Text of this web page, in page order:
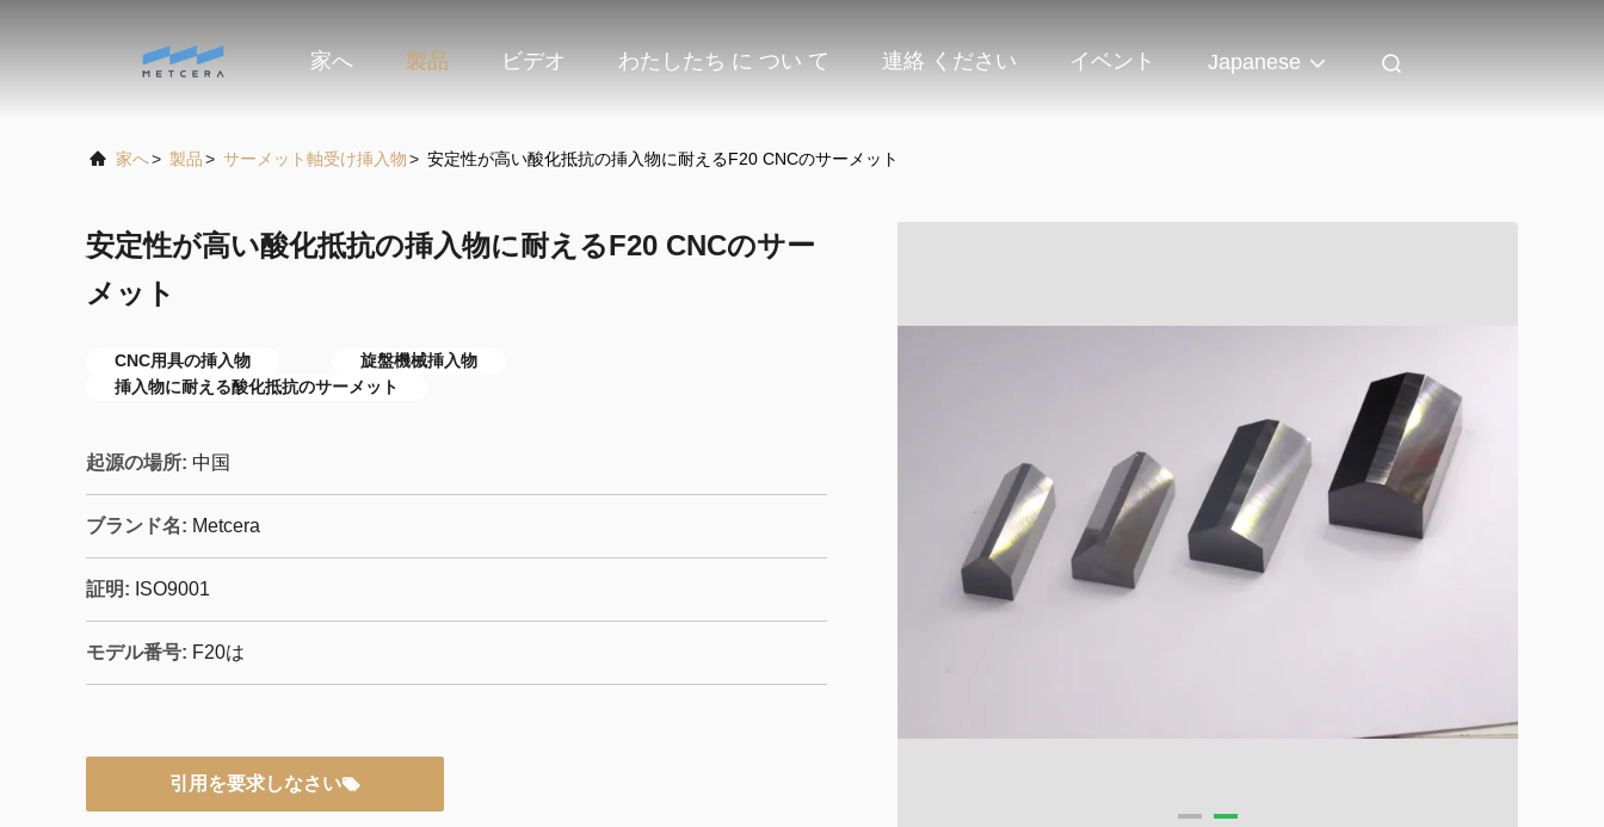
家へ 製品 ビデオ わたしたち に つい て 連絡 ください イベント Japanese
家へ> 製品> サーメット軸受け挿入物> 安定性が高い酸化抵抗の挿入物に耐えるF20 CNCのサーメット
安定性が高い酸化抵抗の挿入物に耐えるF20 CNCのサー
メット
CNC用具の挿入物
旋盤機械挿入物
挿入物に耐える酸化抵抗のサーメット
起源の場所: 中国
ブランド名: Metcera
証明: ISO9001
モデル番号: F20は
引用を要求しなさい